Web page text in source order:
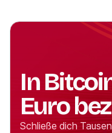
In
Euro
Schließe dich